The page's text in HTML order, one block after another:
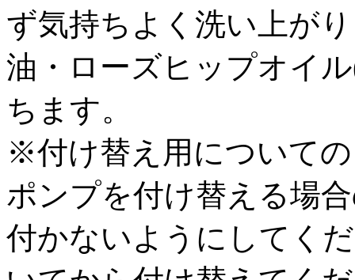
ず気持ちよく洗い上が
油・ローズヒップオイ
ちます。
※付け替え用について
ポンプを付け替える場
付かないようにしてく